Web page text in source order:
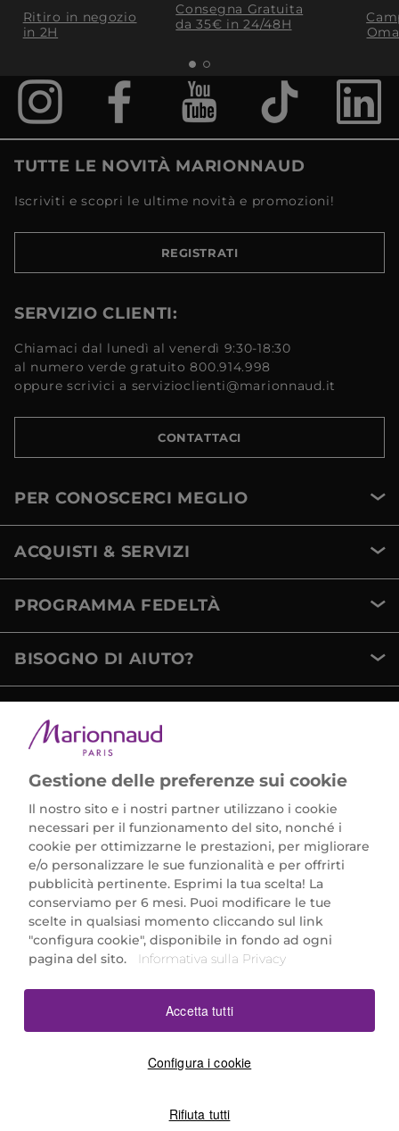
Ritiro in negozio
in 2H
Consegna Gratuita
da 35€​ in 24/48H
TUTTE LE NOVITÀ MARIONNAUD
Iscriviti e scopri le ultime novità e promozioni!
REGISTRATI
SERVIZIO CLIENTI:
Chiamaci dal lunedì al venerdì 9:30-18:30
al numero verde gratuito 800.914.998
oppure scrivici a servizioclienti@marionnaud.it
CONTATTACI
PER CONOSCERCI MEGLIO
ACQUISTI & SERVIZI
PROGRAMMA FEDELTÀ
BISOGNO DI AIUTO?
Marionnaud Parfumeries Italia S.r.l.
Largo Fiera Milano 5, 20017 Rho (MI)
REA Milano 1650024 con P.IVA 13425220152.
SCARICA LA NOSTRA APP
Gestione delle preferenze sui cookie
Il nostro sito e i nostri partner utilizzano i cookie
necessari per il funzionamento del sito, nonché i
cookie per ottimizzarne le prestazioni, per migliorare
e/o personalizzare le sue funzionalità e per offrirti
pubblicità pertinente. Esprimi la tua scelta! La
conserviamo per 6 mesi. Puoi modificare le tue
scelte in qualsiasi momento cliccando sul link
"configura cookie", disponibile in fondo ad ogni
pagina del sito.
Informativa sulla Privacy
Configura i cookie
Rifiuta tutti
Accetta tutti